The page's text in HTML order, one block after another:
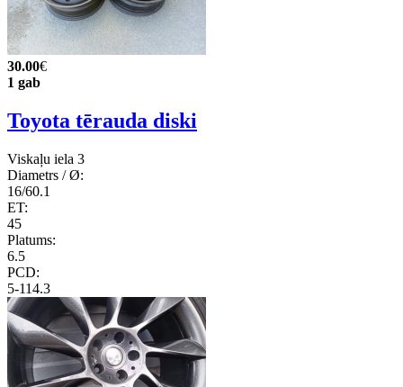
30.00€
1 gab
Toyota tērauda diski
Viskaļu iela 3
Diametrs / Ø:
16/60.1
ET:
45
Platums:
6.5
PCD:
5-114.3